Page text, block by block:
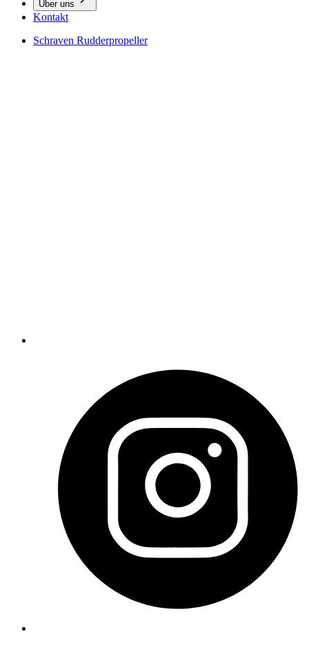
Über uns
Kontakt
Schraven Rudderpropeller